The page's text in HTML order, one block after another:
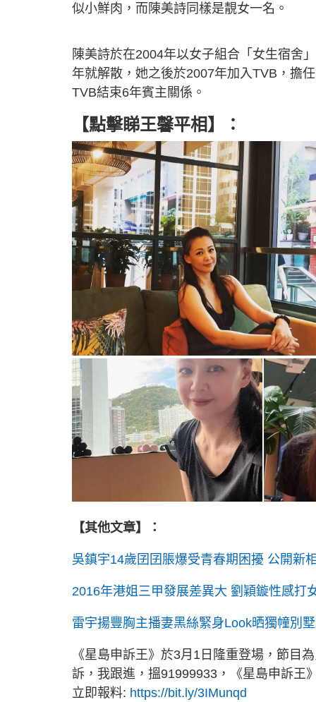
似小鮮肉，而陳美詩同樣是靚女一名。
陳美詩於在2004年以女子組合「女生宿舍
年就解散，她之後於2007年加入TVB，擔
TVB結束6年賓主關係。
【點擊睇王馨平相】：
【其他文章】：
吳鎮宇14歲囝囝脹爆受青春期困擾 公開新
2016年港姐三甲發展差異大 劉穎鏇性感打
雷宇揚豐胸主播妻黑絲緊身Look晒獨幢別
《星島申訴王》於3月1日隆重登場，節目
訴，我跟進，搵91999933，《星島申訴王
立即報料: https://bit.ly/3IMunqd